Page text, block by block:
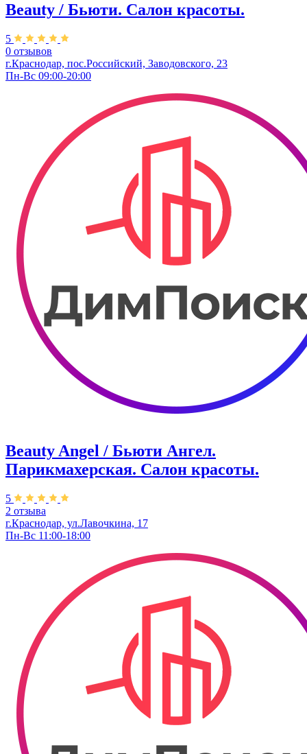
Beauty / Бьюти. Салон красоты.
5
0 отзывов
г.Краснодар, пос.Российский, Заводовского, 23
Пн-Вс 09:00-20:00
Beauty Angel / Бьюти Ангел.
Парикмахерская. Салон красоты.
5
2 отзыва
г.Краснодар, ул.Лавочкина, 17
Пн-Вс 11:00-18:00